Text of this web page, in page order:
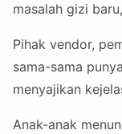
masalah gizi
Pihak vendor,
sama-sama
menyajikan
Anak-anak